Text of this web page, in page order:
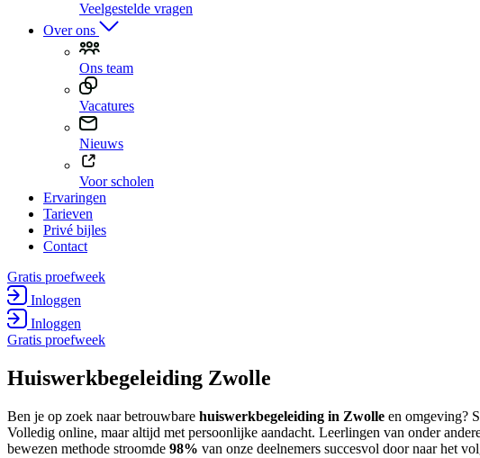
Veelgestelde vragen
Over ons
Ons team
Vacatures
Nieuws
Voor scholen
Ervaringen
Tarieven
Privé bijles
Contact
Gratis proefweek
Inloggen
Inloggen
Gratis proefweek
Huiswerkbegeleiding Zwolle
Ben je op zoek naar betrouwbare huiswerkbegeleiding in Zwolle en omgeving?
Volledig online, maar altijd met persoonlijke aandacht. Leerlingen van onder
bewezen methode stroomde 98% van onze deelnemers succesvol door naar het